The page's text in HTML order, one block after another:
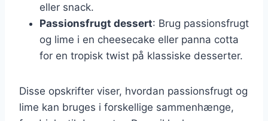
eller snack.
Passionsfrugt dessert: Brug passionsfrugt
og lime i en cheesecake eller panna cotta
for en tropisk twist på klassiske desserter.
Disse opskrifter viser, hvordan passionsfrugt og
lime kan bruges i forskellige sammenhænge,